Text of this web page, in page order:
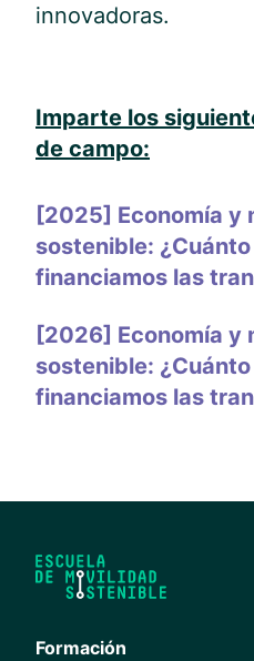
innovadoras.
Imparte los
de campo:
[2025] Economía y
sostenible:
financiamos las
[2026] Economía y
sostenible:
financiamos las
Formación